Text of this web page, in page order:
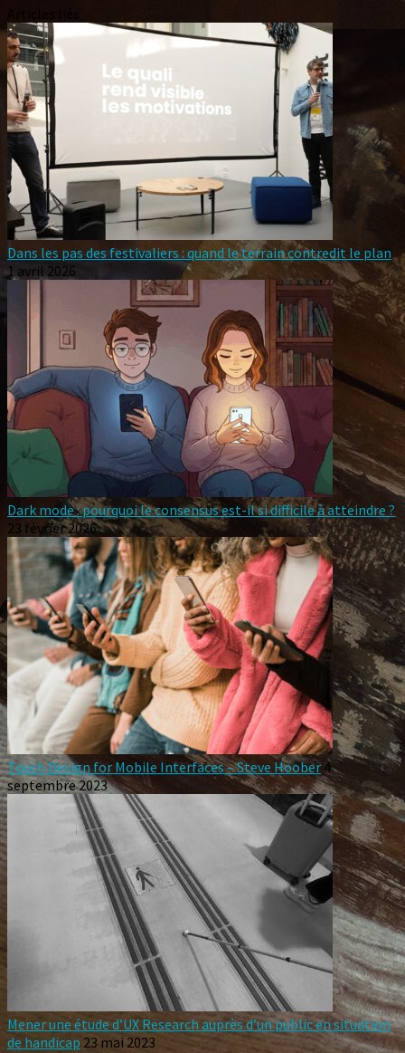
Articles liés
Dans les pas des festivaliers : quand le terrain contredit le plan
1 avril 2026
Dark mode : pourquoi le consensus est-il si difficile à atteindre ?
23 février 2026
Touch Design for Mobile Interfaces – Steve Hoober 4
septembre 2023
Mener une étude d’UX Research auprès d’un public en situation
de handicap 23 mai 2023